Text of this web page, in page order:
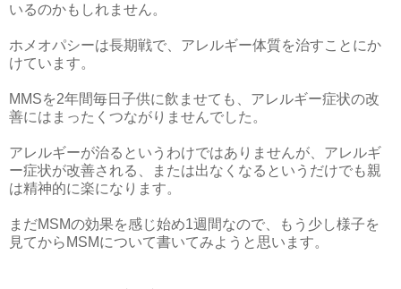
いるのかもしれません。
ホメオパシーは長期戦で、アレルギー体質を治すことにか
けています。
MMSを2年間毎日子供に飲ませても、アレルギー症状の改
善にはまったくつながりませんでした。
アレルギーが治るというわけではありませんが、アレルギ
ー症状が改善される、または出なくなるというだけでも親
は精神的に楽になります。
まだMSMの効果を感じ始め1週間なので、もう少し様子を
見てからMSMについて書いてみようと思います。